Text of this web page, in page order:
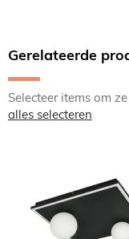
Gerelateerde
Selecteer items om
alles selecteren